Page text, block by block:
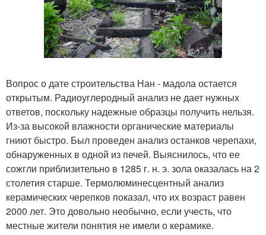
Вопрос о дате строительства Нан - мадола остается
открытым. Радиоуглеродный анализ не дает нужных
ответов, поскольку надежные образцы получить нельзя.
Из-за высокой влажности органические материалы
гниют быстро. Был проведен анализ останков черепахи,
обнаруженных в одной из печей. Выяснилось, что ее
сожгли приблизительно в 1285 г. н. э. зола оказалась на 2
столетия старше. Термолюминесцентный анализ
керамических черепков показал, что их возраст равен
2000 лет. Это довольно необычно, если учесть, что
местные жители понятия не имели о керамике.